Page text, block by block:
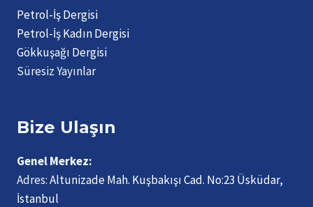
Petrol-İş Dergisi
Petrol-İş Kadın Dergisi
Gökkuşağı Dergisi
Süresiz Yayınlar
Bize Ulaşın
Genel Merkez:
Adres:Altunizade Mah. Kuşbakışı Cad. No:23 Üsküdar,
İstanbul